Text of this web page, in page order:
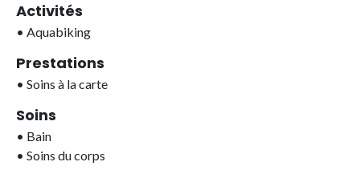
Activités
• Aquabiking
Prestations
• Soins à la carte
Soins
• Bain
• Soins du corps